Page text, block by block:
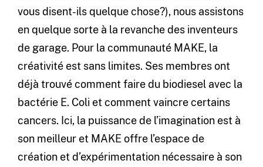
vous disent-ils quelque chose?), nous assistons
en quelque sorte à la revanche des inventeurs
de garage. Pour la communauté MAKE, la
créativité est sans limites. Ses membres ont
déjà trouvé comment faire du biodiesel avec la
bactérie E. Coli et comment vaincre certains
cancers. Ici, la puissance de l’imagination est à
son meilleur et MAKE offre l’espace de
création et d’expérimentation nécessaire à son